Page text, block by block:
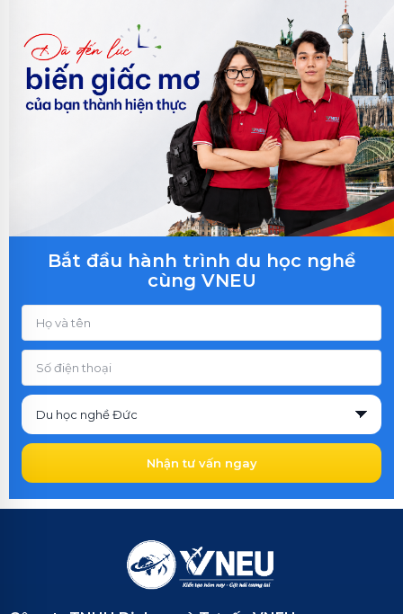
Bắt đầu hành trình du học nghề
cùng VNEU
Nhận tư vấn ngay